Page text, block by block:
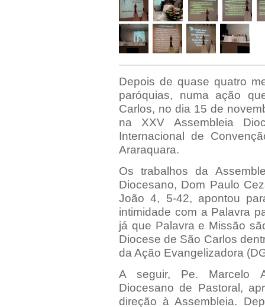
Depois de quase quatro
paróquias, numa ação
Carlos, no dia 15 de
na XXV Assembleia
Internacional de
Araraquara.
Os trabalhos da
Diocesano, Dom Paulo
João 4, 5-42, apontou
intimidade com a Palavra
já que Palavra e Missão
Diocese de São Carlos
da Ação Evangelizadora
A seguir, Pe. Marcelo
Diocesano de Pastoral,
direção à Assembleia.